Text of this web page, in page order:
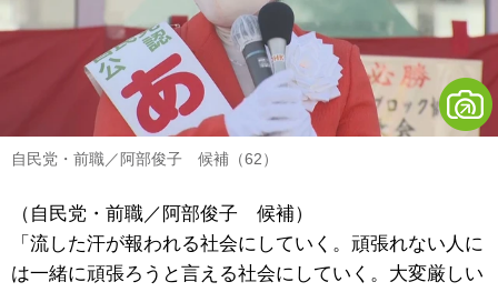
自民党・前職／阿部俊子 候補（62）
（自民党・前職／阿部俊子 候補）
「流した汗が報われる社会にしていく。頑張れない人に
は一緒に頑張ろうと言える社会にしていく。大変厳しい